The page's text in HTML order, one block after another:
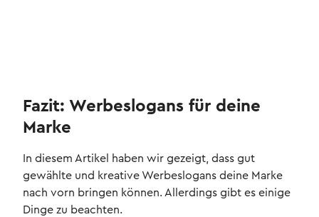
Fazit: Werbeslogans für deine
Marke
In diesem Artikel haben wir gezeigt, dass gut
gewählte und kreative Werbeslogans deine Marke
nach vorn bringen können. Allerdings gibt es einige
Dinge zu beachten.